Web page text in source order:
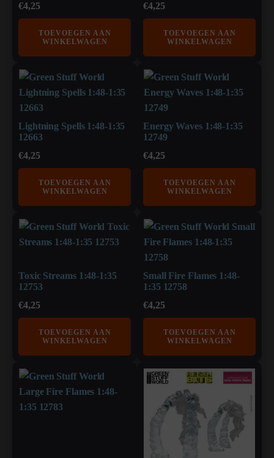
€4,25
TOEVOEGEN AAN
WINKELWAGEN
€4,25
TOEVOEGEN AAN
WINKELWAGEN
Lightning Spells 1:48-1:35
12663
€4,25
TOEVOEGEN AAN
WINKELWAGEN
Energy Waves 1:48-1:35
12749
€4,25
TOEVOEGEN AAN
WINKELWAGEN
Toxic Streams 1:48-1:35
12753
€4,25
TOEVOEGEN AAN
WINKELWAGEN
Small Fire Flames 1:48-
1:35 12758
€4,25
TOEVOEGEN AAN
WINKELWAGEN